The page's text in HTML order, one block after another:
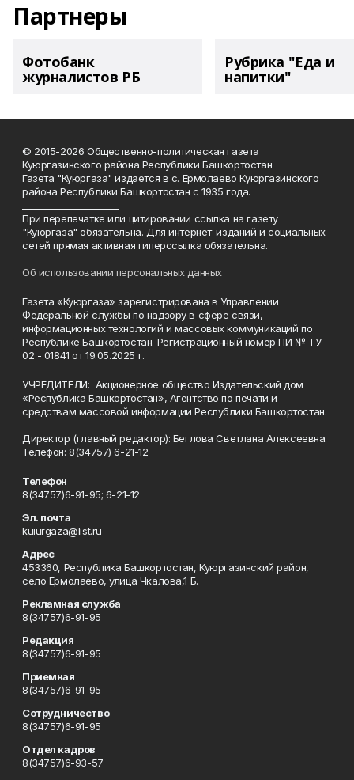
Партнеры
Фотобанк
журналистов РБ
Рубрика "Еда и
напитки"
© 2015-2026 Общественно-политическая газета
Куюргазинского района Республики Башкортостан
Газета "Куюргаза" издается в с. Ермолаево Куюргазинского
района Республики Башкортостан с 1935 года.
При перепечатке или цитировании ссылка на газету
"Куюргаза" обязательна. Для интернет-изданий и социальных
сетей прямая активная гиперссылка обязательна.
Об использовании персональных данных
Газета «Куюргаза» зарегистрирована в Управлении
Федеральной службы по надзору в сфере связи,
информационных технологий и массовых коммуникаций по
Республике Башкортостан. Регистрационный номер ПИ № ТУ
02 - 01841 от 19.05.2025 г.
УЧРЕДИТЕЛИ: Акционерное общество Издательский дом
«Республика Башкортостан», Агентство по печати и
средствам массовой информации Республики Башкортостан.
----------------------------------
Директор (главный редактор): Беглова Светлана Алексеевна.
Телефон: 8(34757) 6-21-12
Телефон
8(34757)6-91-95; 6-21-12
Эл. почта
kuiurgaza@list.ru
Адрес
453360, Республика Башкортостан, Куюргазинский район,
село Ермолаево, улица Чкалова,1 Б.
Рекламная служба
8(34757)6-91-95
Редакция
8(34757)6-91-95
Приемная
8(34757)6-91-95
Сотрудничество
8(34757)6-91-95
Отдел кадров
8(34757)6-93-57